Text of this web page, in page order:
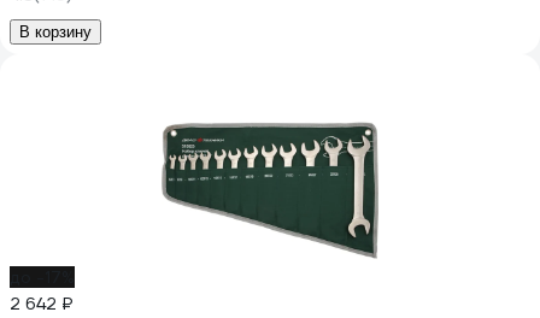
В корзину
2 642 ₽